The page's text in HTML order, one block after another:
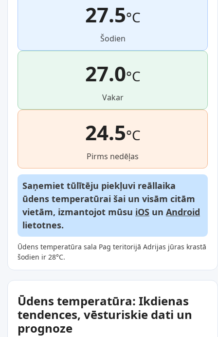
27.5°C
Šodien
27.0°C
Vakar
24.5°C
Pirms nedēļas
Saņemiet tūlītēju piekļuvi reāllaika
ūdens temperatūrai šai un visām citām
vietām, izmantojot mūsu iOS un Android
lietotnes.
Ūdens temperatūra sala Pag teritorijā Adrijas jūras krastā
šodien ir 28°C.
Ūdens temperatūra: Ikdienas
tendences, vēsturiskie dati un
prognoze